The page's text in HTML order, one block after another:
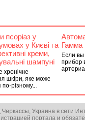
псоріаз у
у Києві та
креми,
шампуні
хронічне
шкіри, яке може
різному...
Гамма
Если вы
прибор
Украина в сети
портала и